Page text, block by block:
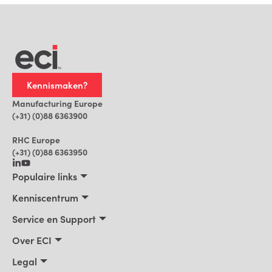
Kennismaken?
Manufacturing Europe
(+31) (0)88 6363900
RHC Europe
(+31) (0)88 6363950
Populaire links
Installatiebedrijven
Praktische AI voor ERP
Kenniscentrum
Nieuws
Service en Support
Over ECI
Legal